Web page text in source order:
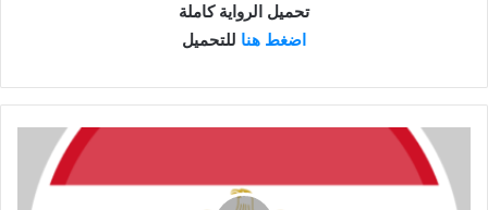
تحميل الرواية كاملة
اضغط هنا للتحميل